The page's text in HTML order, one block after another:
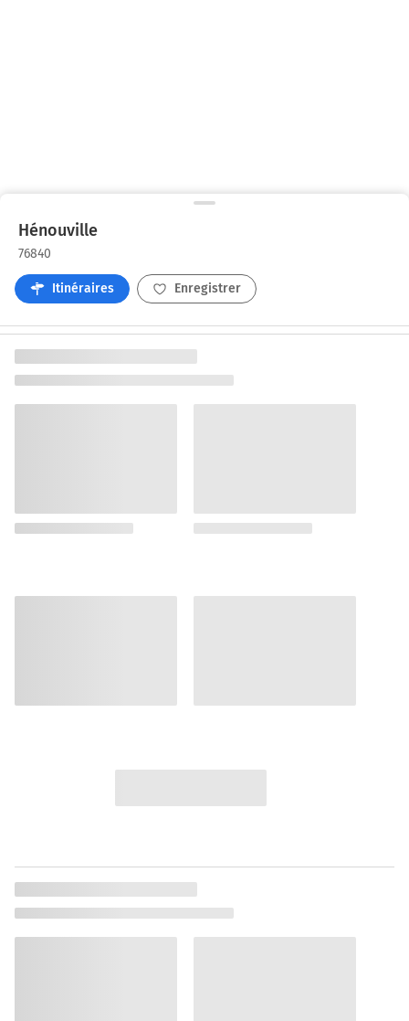
Hénouville
76840
Itinéraires Enregistrer